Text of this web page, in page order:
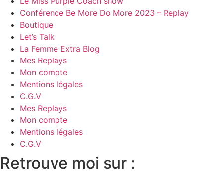
Conférence Be More Do More 2023 – Replay
Boutique
Let’s Talk
La Femme Extra Blog
Mes Replays
Mon compte
Mentions légales
C.G.V
Mes Replays
Mon compte
Mentions légales
C.G.V
Retrouve moi sur :